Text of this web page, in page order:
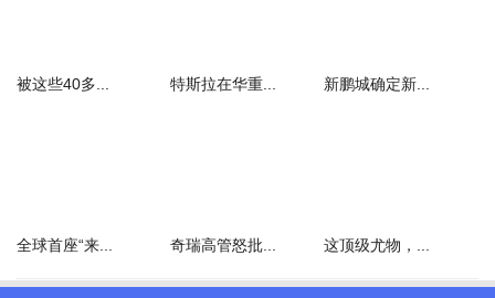
这里，大家要仔细分辨一下， 阿塔和巴塔。
巴塔被公认为恐怖组织，制造了巴境内很多起恐怖袭击，受害者有巴
基斯坦人，也有我们中国人和其他外国人。
被这些40多... 特斯拉在华重... 新鹏城确定新...
全球首座“来... 奇瑞高管怒批... 这顶级尤物，...